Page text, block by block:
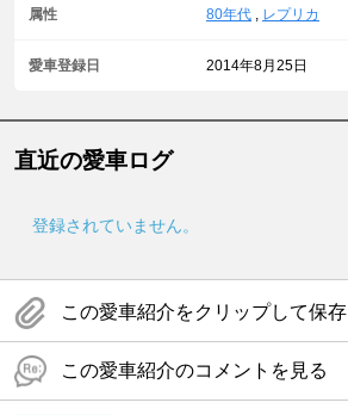
属性 80年代 , レプリカ
愛車登録日 2014年8月25日
直近の愛車ログ
登録されていません。
この愛車紹介をクリップして保存
この愛車紹介のコメントを見る